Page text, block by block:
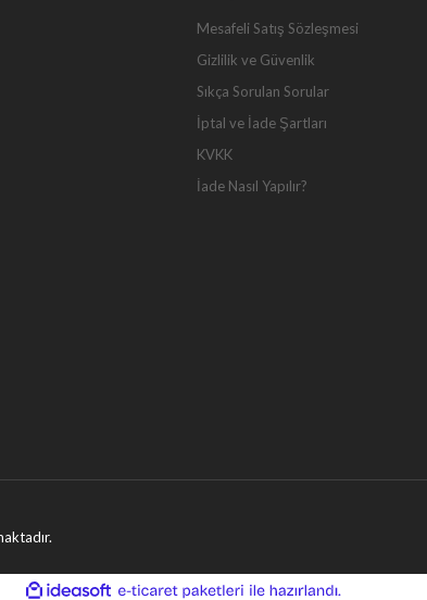
Mesafeli Satış Sözleşmesi
Gizlilik ve Güvenlik
Sıkça Sorulan Sorular
İptal ve İade Şartları
KVKK
İade Nasıl Yapılır?
ideasoft e-